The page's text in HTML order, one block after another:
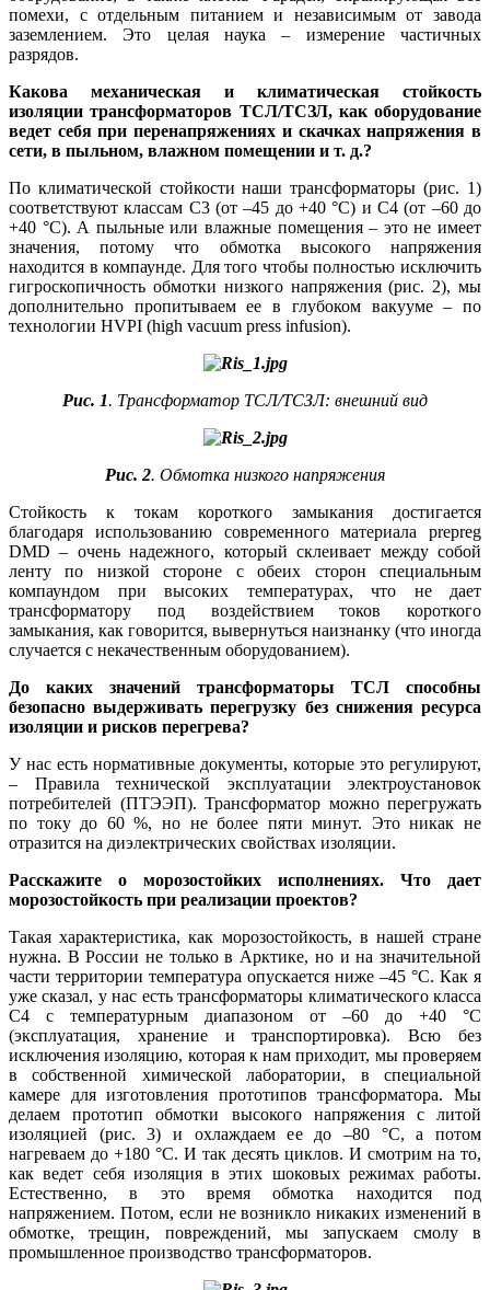
помехи, с отдельным питанием и независимым от завода
заземлением. Это целая наука – измерение частичных
разрядов.
Какова механическая и климатическая стойкость
изоляции трансформаторов ТСЛ/ТСЗЛ, как оборудование
ведет се­бя при перенапряжениях и скачках напряжения в
се­ти, в пыльном, влажном помещении и т. д.?
По климатической стойкости на­ши трансформаторы (рис. 1)
соответствуют классам С3 (от –45 до +40 °C) и С4 (от –60 до
+40 °C). А пыльные или влажные помещения – это не имеет
значения, потому что обмотка высокого напряжения
находится в компаунде. Для то­го чтобы полностью исключить
гигроскопичность обмотки низкого напряжения (рис. 2), мы
дополнительно пропитываем ее в глубоком вакууме – по
технологии HVPI (high vacuum press infusion).
Рис. 1. Трансформатор ТСЛ/ТСЗЛ: внешний вид
Рис. 2. Обмотка низкого напряжения
Стойкость к токам короткого замыкания достигается
благодаря использованию современного материала prepreg
DMD – очень надежного, который склеивает между собой
ленту по низкой стороне с обеих сторон специальным
компаундом при высоких температурах, что не дает
трансформатору под воздействием токов короткого
замыкания, как говорится, вывернуться наизнанку (что иногда
случается с некачественным оборудованием).
До каких значений трансформаторы ТСЛ способны
безопасно выдерживать перегрузку без снижения ресурса
изоляции и рисков перегрева?
У нас есть нормативные документы, которые это регулируют,
– Правила технической эксплуатации электроустановок
потребителей (ПТЭЭП). Трансформатор можно перегружать
по то­ку до 60 %, но не более пя­ти минут. Это никак не
отразится на диэлектрических свойствах изоляции.
Расскажите о морозостойких исполнениях. Что дает
морозостойкость при реализации проектов?
Такая характеристика, как морозостойкость, в нашей стране
нужна. В России не только в Арктике, но и на значительной
части территории температура опускается ниже –45 °C. Как я
уже сказал, у нас есть трансформаторы климатического класса
С4 с температурным диапазоном от –60 до +40 °C
(эксплуатация, хранение и транспортировка). Всю без
исключения изоляцию, которая к нам приходит, мы проверяем
в собственной химической лаборатории, в специальной
камере для изготовления прототипов трансформатора. Мы
делаем прототип обмотки высокого напряжения с литой
изоляцией (рис. 3) и охлаждаем ее до –80 °C, а потом
нагреваем до +180 °C. И так десять циклов. И смотрим на то,
как ведет себя изоляция в этих шоковых режимах работы.
Естественно, в это время обмотка находится под
напряжением. Потом, если не возникло никаких изменений в
обмотке, трещин, повреждений, мы запускаем смолу в
промышленное производство трансформаторов.